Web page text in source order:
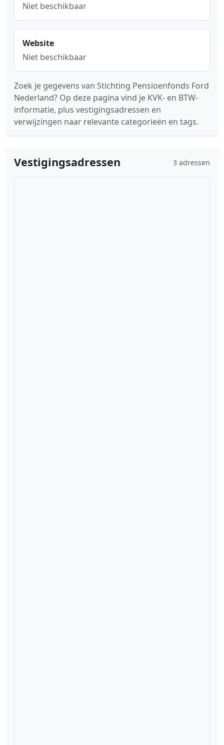
Niet beschikbaar
Website
Niet beschikbaar
Zoek je gegevens van Stichting Pensioenfonds Ford
Nederland? Op deze pagina vind je KVK- en BTW-
informatie, plus vestigingsadressen en
verwijzingen naar relevante categorieën en tags.
Vestigingsadressen 3 adressen